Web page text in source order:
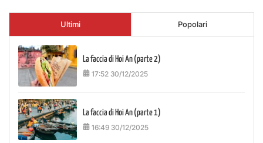
Ultimi Popolari
La faccia di Hoi An (parte 2)
17:52 30/12/2025
La faccia di Hoi An (parte 1)
16:49 30/12/2025